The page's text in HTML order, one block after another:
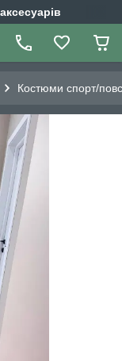
Костюми спорт/